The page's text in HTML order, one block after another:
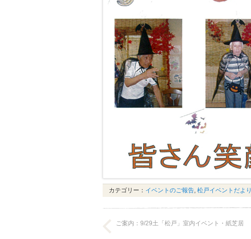
カテゴリー： イベントのご報告, 松戸イベントだより
ご案内：9/29土「松戸」室内イベント・紙芝居